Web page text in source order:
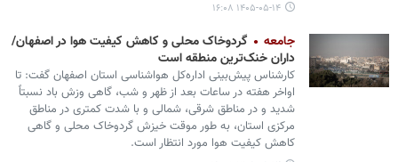
۱۴۰۵-۰۵-۱۴ ۱۶:۰۸
جامعه
گردوخاک محلی و کاهش کیفیت هوا در اصفهان/
داران خنک‌ترین منطقه است
کارشناس پیش‌بینی اداره‌کل هواشناسی استان اصفهان گفت: تا
اواخر هفته در ساعات بعد از ظهر و شب، گاهی وزش باد نسبتاً
شدید و در مناطق شرقی، شمالی و با شدت کمتری در مناطق
مرکزی استان، به طور موقت خیزش گردوخاک محلی و گاهی
کاهش کیفیت هوا مورد انتظار است.